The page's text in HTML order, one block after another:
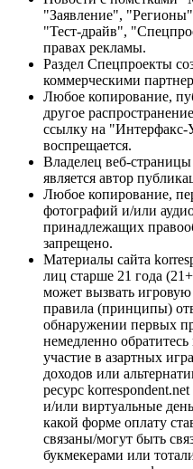
"Заявление",
"Тест-драйв",
правах рекламы.
Раздел Спецпроекты
коммерческими
Любое копирование,
другое
ссылку на "Интерфакс-
воспрещается.
Владелец веб-
является автор
Любое копирование,
фотографий и/или
принадлежащих
запрещено.
Материалы сайта
лиц старше 21 года
может вызвать
правила (принципы)
обнаружении первых
немедленно
участие в азартных
доходов или
ресурс
и/или виртуальные
какой форме оплату
связаны/могут быть
букмекерами или